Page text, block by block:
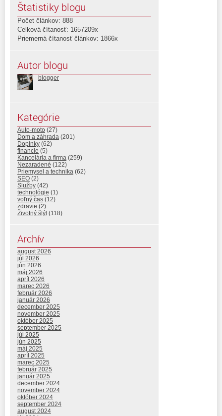
Štatistiky blogu
Počet článkov: 888
Celková čítanosť: 1657209x
Priemerná čítanosť článkov: 1866x
Autor blogu
blogger
Kategórie
Auto-moto (27)
Dom a záhrada (201)
Doplnky (62)
financie (5)
Kancelária a firma (259)
Nezaradené (122)
Priemysel a technika (62)
SEO (2)
Služby (42)
technológie (1)
voľný čas (12)
zdravie (2)
Životný štýl (118)
Archív
august 2026
júl 2026
jún 2026
máj 2026
apríl 2026
marec 2026
február 2026
január 2026
december 2025
november 2025
október 2025
september 2025
júl 2025
jún 2025
máj 2025
apríl 2025
marec 2025
február 2025
január 2025
december 2024
november 2024
október 2024
september 2024
august 2024